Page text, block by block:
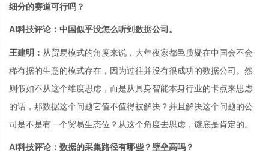
细分的赛道可行吗？
AI科技评论：中国似乎没怎么听到数据公司。
王建明： 从贸易模式的角度来说，大年夜家都邑质疑在中国会不会
稀有据的生意的模式存在，因为过往并没有很成功的数据公司。然
则假如不从这个维度思虑，而是从具身智能本身行业的卡点来思虑
的话，那数据这个问题它值不值得被解决？并且解决这个问题的公
司是不是有一个贸易生态位？从这个角度去思虑，谜底是肯定的。
AI科技评论：数据的采集路径有哪些？壁垒高吗？